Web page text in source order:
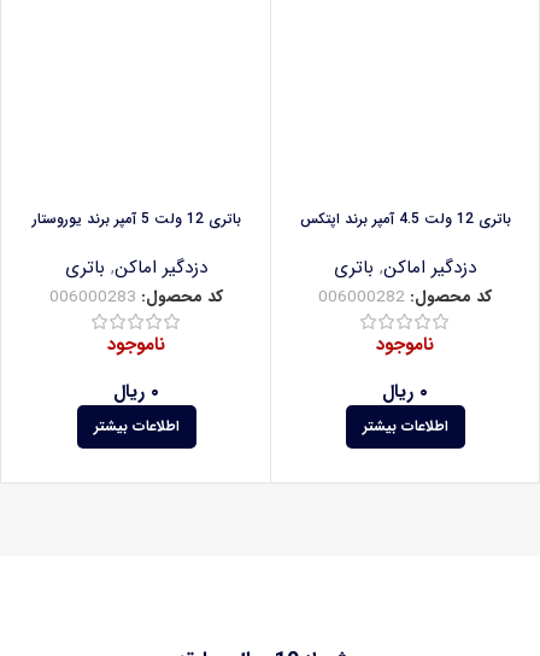
باتری 12 ولت 4.5 آمپر برند اپتکس
دزدگیر اماکن, باتری
کد محصول: 006000282
ناموجود
۰ ریال
اطلاعات بیشتر
باتری 12 ولت 5 آمپر برند یوروستار
دزدگیر اماکن, باتری
کد محصول: 006000283
ناموجود
۰ ریال
اطلاعات بیشتر